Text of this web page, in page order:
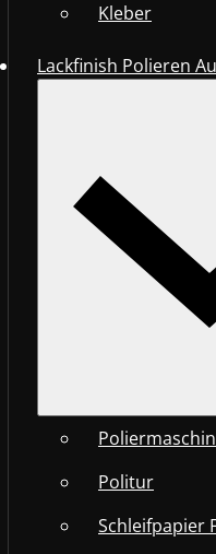
Kleber
Lackfinish Polieren
Politur
Schleifpapier